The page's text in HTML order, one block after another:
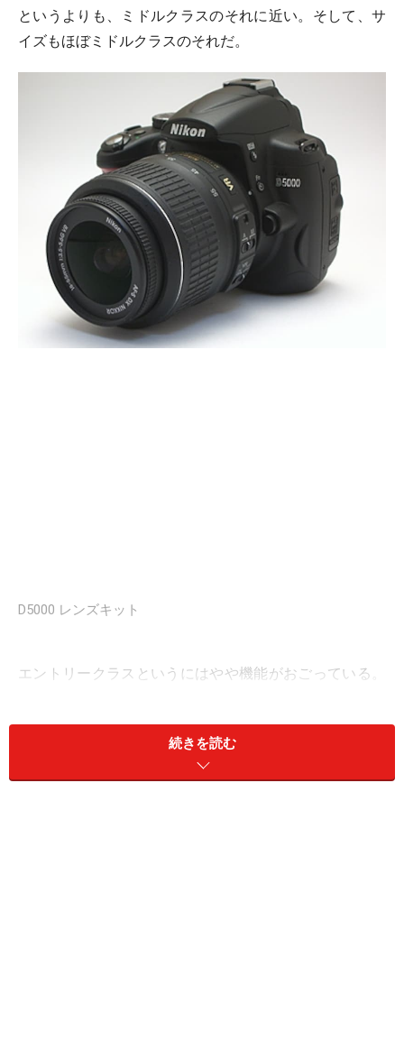
というよりも、ミドルクラスのそれに近い。そして、サ
イズもほぼミドルクラスのそれだ。
D5000 レンズキット
エントリークラスというにはやや機能がおごっている。
されている。そして、24fpsではあるが720Pの動画撮影
にも対応しているのだ。続きを読む